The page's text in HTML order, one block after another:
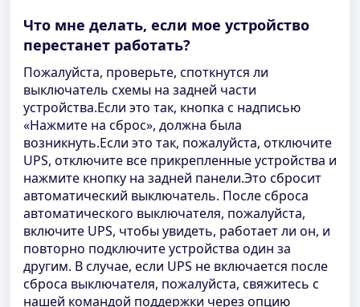
Что мне делать, если мое устройство
перестанет работать?
Пожалуйста, проверьте, споткнутся ли
выключатель схемы на задней части
устройства.Если это так, кнопка с надписью
«Нажмите на сброс», должна была
возникнуть.Если это так, пожалуйста, отключите
UPS, отключите все прикрепленные устройства и
нажмите кнопку на задней панели.Это сбросит
автоматический выключатель. После сброса
автоматического выключателя, пожалуйста,
включите UPS, чтобы увидеть, работает ли он, и
повторно подключите устройства один за
другим. В случае, если UPS не включается после
сброса выключателя, пожалуйста, свяжитесь с
нашей командой поддержки через опцию